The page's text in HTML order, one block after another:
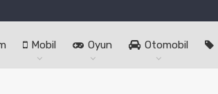
Mobil Oyun Otomobil